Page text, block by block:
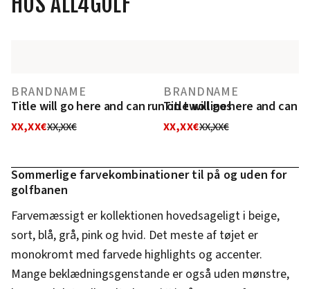
BRANDNAME
Title will go here and can run on two lines
XX,XX€XX,XX€
BRANDNAME
Title will go here and can
XX,XX€XX,XX€
Sommerlige farvekombinationer til på og uden for
golfbanen
Farvemæssigt er kollektionen hovedsageligt i beige,
sort, blå, grå, pink og hvid. Det meste af tøjet er
monokromt med farvede highlights og accenter.
Mange beklædningsgenstande er også uden mønstre,